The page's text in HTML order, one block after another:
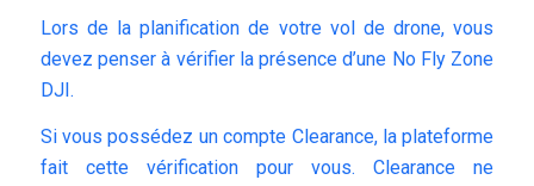
Lors de la planification de votre vol de drone, vous
devez penser à vérifier la présence d’une No Fly Zone
DJI.
Si vous possédez un compte Clearance, la plateforme
fait cette vérification pour vous. Clearance ne